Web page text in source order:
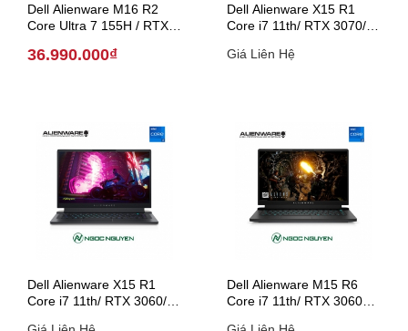
Dell Alienware M16 R2
Core Ultra 7 155H / RTX
Model 2024 )
36.990.000₫
Dell Alienware X15 R1
Core i7 11th/ RTX 3070/
Giá Liên Hệ
Dell Alienware X15 R1
Core i7 11th/ RTX 3060/
Dell Alienware M15 R6
Core i7 11th/ RTX 3060